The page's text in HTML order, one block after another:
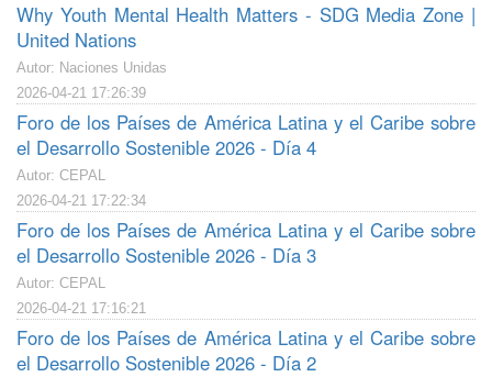
Why Youth Mental Health Matters - SDG Media Zone |
United Nations
Autor: Naciones Unidas
2026-04-21 17:26:39
Foro de los Países de América Latina y el Caribe sobre
el Desarrollo Sostenible 2026 - Día 4
Autor: CEPAL
2026-04-21 17:22:34
Foro de los Países de América Latina y el Caribe sobre
el Desarrollo Sostenible 2026 - Día 3
Autor: CEPAL
2026-04-21 17:16:21
Foro de los Países de América Latina y el Caribe sobre
el Desarrollo Sostenible 2026 - Día 2